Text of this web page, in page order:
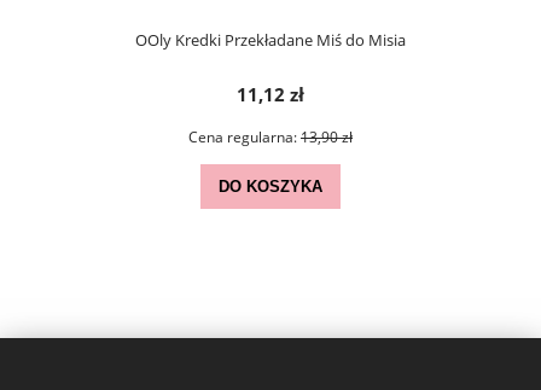
OOly Kredki Przekładane Miś do Misia
11,12 zł
Cena regularna:13,90 zł
DO KOSZYKA